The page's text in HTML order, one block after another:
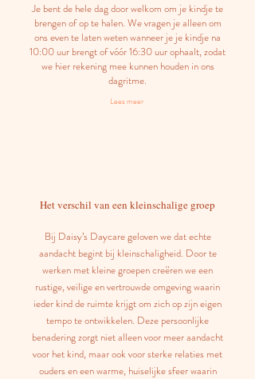
Je bent de hele dag door welkom om je kindje te
brengen of op te halen. We vragen je alleen om
ons even te laten weten wanneer je je kindje na
10:00 uur brengt of vóór 16:30 uur ophaalt, zodat
we hier rekening mee kunnen houden in ons
dagritme.
Leesmeer
Het verschil van een kleinschalige groep
Bij Daisy’s Daycare geloven we dat echte
aandacht begint bij kleinschaligheid. Door te
werken met kleine groepen creëren we een
rustige, veilige en vertrouwde omgeving waarin
ieder kind de ruimte krijgt om zich op zijn eigen
tempo te ontwikkelen. Deze persoonlijke
benadering zorgt niet alleen voor meer aandacht
voor het kind, maar ook voor sterke relaties met
ouders en een warme, huiselijke sfeer waarin